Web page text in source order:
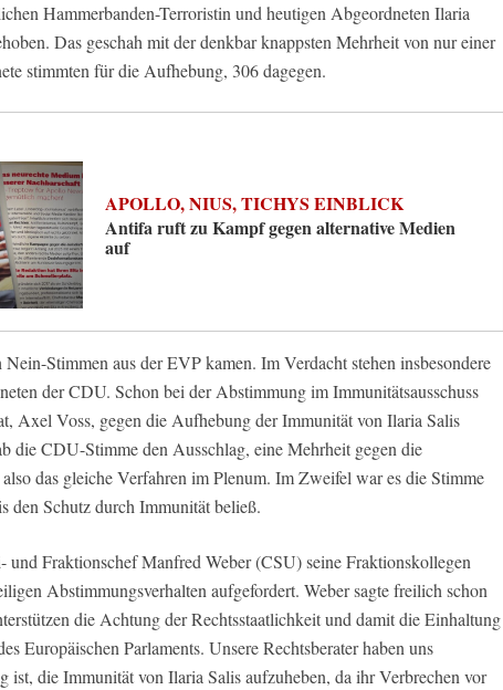
Hammerbanden-Terroristin und heutigen Abgeordneten Ilaria
Das geschah mit der denkbar knappsten Mehrheit von nur einer
stimmten für die Aufhebung, 306 dagegen.
APOLLO, NIUS, TICHYS EINBLICK
Antifa ruft zu Kampf gegen alternative Medien
auf
Stimmen aus der EVP kamen. Im Verdacht stehen insbesondere
der CDU. Schon bei der Abstimmung im Immunitätsausschuss
Axel Voss, gegen die Aufhebung der Immunität von Ilaria Salis
die CDU-Stimme den Ausschlag, eine Mehrheit gegen die
das gleiche Verfahren im Plenum. Im Zweifel war es die Stimme
den Schutz durch Immunität beließ.
und Fraktionschef Manfred Weber (CSU) seine Fraktionskollegen
Abstimmungsverhalten aufgefordert. Weber sagte freilich schon
die Achtung der Rechtsstaatlichkeit und damit die Einhaltung
Europäischen Parlaments. Unsere Rechtsberater haben uns
ist, die Immunität von Ilaria Salis aufzuheben, da ihr Verbrechen vor